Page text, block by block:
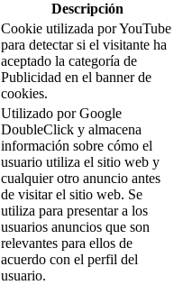
Descripción
Cookie utilizada por YouTube
para detectar si el visitante ha
aceptado la categoría de
Publicidad en el banner de
cookies.
Utilizado por Google
DoubleClick y almacena
información sobre cómo el
usuario utiliza el sitio web y
cualquier otro anuncio antes
de visitar el sitio web. Se
utiliza para presentar a los
usuarios anuncios que son
relevantes para ellos de
acuerdo con el perfil del
usuario.